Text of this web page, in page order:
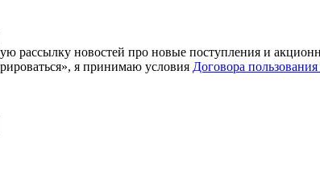
рассылку новостей про новые поступления и
я принимаю условия Договора